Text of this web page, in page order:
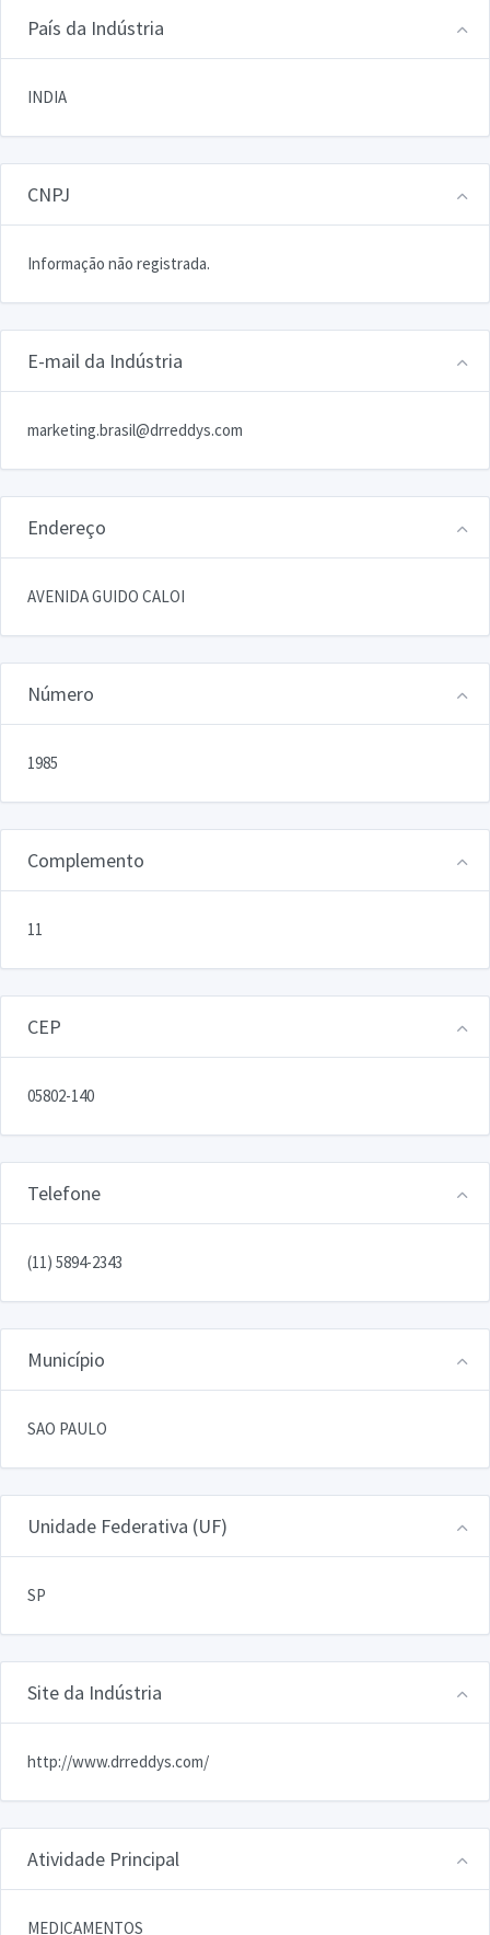
País da Indústria
INDIA
CNPJ
Informação não registrada.
E-mail da Indústria
marketing.brasil@drreddys.com
Endereço
AVENIDA GUIDO CALOI
Número
1985
Complemento
11
CEP
05802-140
Telefone
(11) 5894-2343
Município
SAO PAULO
Unidade Federativa (UF)
SP
Site da Indústria
http://www.drreddys.com/
Atividade Principal
MEDICAMENTOS